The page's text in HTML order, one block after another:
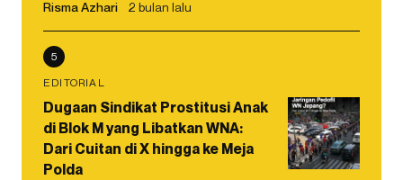
Risma Azhari 2 bulan lalu
5
EDITORIAL
Dugaan Sindikat Prostitusi Anak
di Blok M yang Libatkan WNA:
Dari Cuitan di X hingga ke Meja
Polda